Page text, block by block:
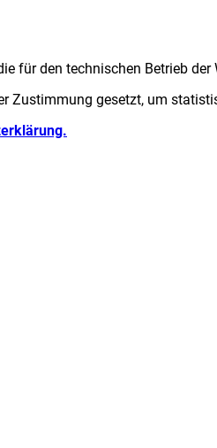
für den technischen Betrieb
Zustimmung gesetzt, um